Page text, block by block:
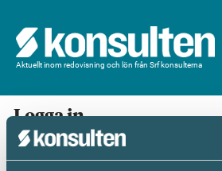
Aktuellt inom redovisning och lön från Srf konsulterna
Logga in
En prenumeration ingår för dig
medlem/ansluten till Srf